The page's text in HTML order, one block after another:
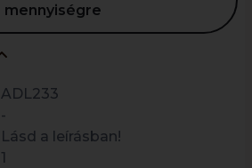
mennyiségre
ADL233
-
Lásd a leírásban!
1